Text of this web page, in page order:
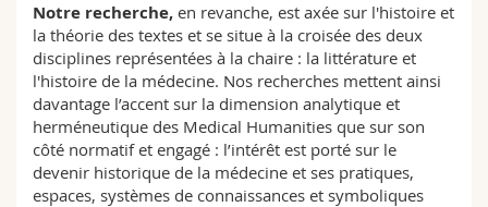
Notre recherche, en revanche, est axée sur l'histoire et
la théorie des textes et se situe à la croisée des deux
disciplines représentées à la chaire : la littérature et
l'histoire de la médecine. Nos recherches mettent ainsi
davantage l’accent sur la dimension analytique et
herméneutique des Medical Humanities que sur son
côté normatif et engagé : l’intérêt est porté sur le
devenir historique de la médecine et ses pratiques,
espaces, systèmes de connaissances et symboliques